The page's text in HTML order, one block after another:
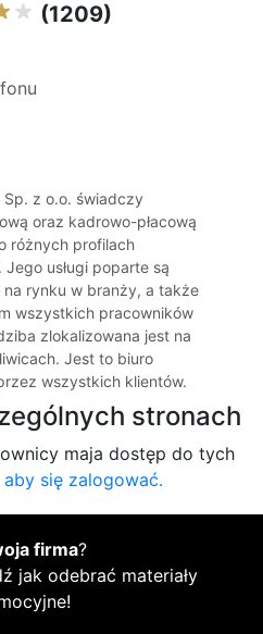
(1209)
Sp. z o.o. świadczy
oraz kadrowo-płacową
różnych profilach
usługi poparte są
rynku w branży, a także
wszystkich pracowników
zlokalizowana jest na
Jest to biuro
wszystkich klientów.
stronach
maja dostęp do tych
aby się zalogować.
firma?
jak odebrać materiały